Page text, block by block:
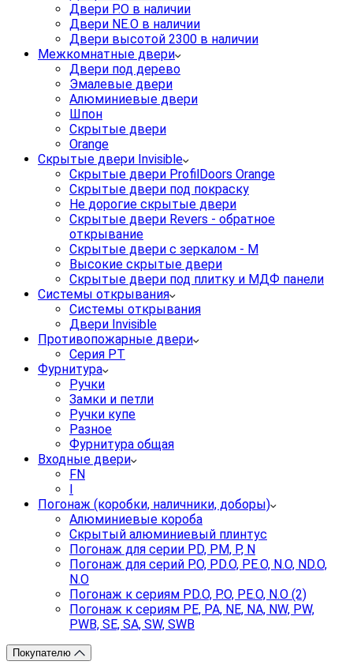
Двери P.O в наличии
Двери NE.O в наличии
Двери высотой 2300 в наличии
Межкомнатные двери
Двери под дерево
Эмалевые двери
Алюминиевые двери
Шпон
Скрытые двери
Orange
Скрытые двери Invisible
Скрытые двери ProfilDoors Orange
Скрытые двери под покраску
Не дорогие скрытые двери
Скрытые двери Revers - обратное
открывание
Скрытые двери с зеркалом - M
Высокие скрытые двери
Скрытые двери под плитку и МДФ панели
Системы открывания
Системы открывания
Двери Invisible
Противопожарные двери
Серия PT
Фурнитура
Ручки
Замки и петли
Ручки купе
Разное
Фурнитура общая
Входные двери
FN
Погонаж (коробки, наличники, доборы)
Алюминиевые короба
Скрытый алюминиевый плинтус
Погонаж для серии PD, PM, P, N
Погонаж для серий P.O, PD.O, PE.O, N.O, ND.O,
N.O
Погонаж к сериям PD.O, P.O, PE.O, N.O (2)
Погонаж к сериям PE, PA, NE, NA, NW, PW,
PWB, SE, SA, SW, SWB
Покупателю